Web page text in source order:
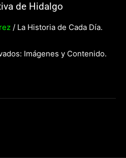
de Hidalgo
/ La Historia de Cada Día.
Imágenes y Contenido.